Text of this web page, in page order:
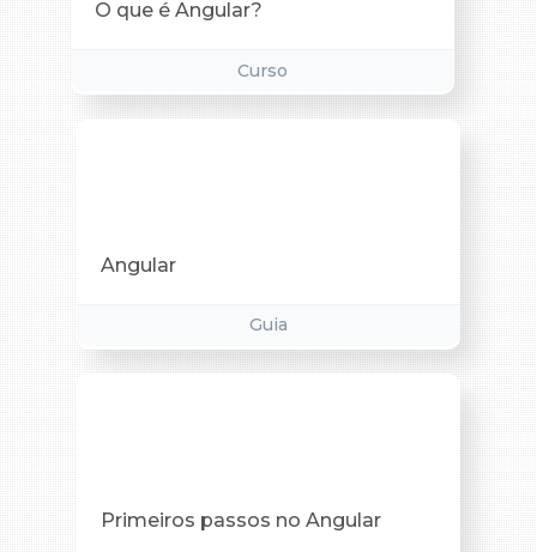
O que é Angular?
Curso
Angular
Guia
Primeiros passos no Angular